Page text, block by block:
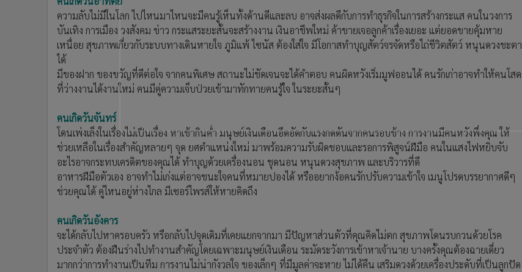
Celeb Online
ความลับไม่มีในโลก ไปไหนมาไหนจะมีคนรู้เห็นทั้งด้านดีและลบ อาจส่งผลดีกับการทำธุรกิจในการสร้างกระแส คนในวงการ
บันเทิง การเมือง วงสังคม ข่าว กระแสระยะสั้นจะสร้างงาน เงินอาชีพใหม่ ค้าขายเจอลูกค้าเรื่องเยอะ แต่ยอดขายคุ้มหาย
เหนื่อย สุขภาพเกี่ยวกับระบบทางเดินหายใจ ภูมิแพ้ ไซนัส ต้องใส่ใจ มีโอกาสทำบุญสัตว์จรจัดหรือไถ่ชีวิตสัตว์ หนุนดวงชะตา
ได้
มีของฝาก ของขวัญที่ดีต่อใจ จากคนพิเศษ สถานะไม่ชัดเจนจะได้คำตอบ คนผิดหวังเริ่มมูฟออนได้ คนรักเก่าอาจทำให้คนโสด
ที่ว่างงานได้งานใหม่ คนมีคู่ความเจ็บป่วยเข้ามาทักทายคนรู้ใจ ในระยะสั้นๆ
คนเกิดวันจันทร์
โดนเพ่งเล็งในเรื่องไม่เป็นเรื่อง หาเช้ากินค่ำ มนุษย์เงินเดือนอึดอัดกับแรงกดดันจากคนรอบข้าง การงานมีคนหวังพึ่งคุณ ให้
ช่วยเหลือในเรื่องสำคัญหลายๆ จุด ยศตำแหน่งใหม่ มาพร้อมความรับผิดชอบและรอการพิสูจน์ฝีมือ คนในแสงไฟหยิบจับ
อะไรอาจกระทบเครดิตของคุณได้ ทำบุญด้วยเครื่องนอน ชุดนอน หนุนดวงสุขภาพ และบริวารที่ดี
อาหารฝีมือตัวเอง อาจทำไม่เก่งแต่อาจชนะใจคนที่หมายปองได้ หรืออยากง้อคนรักปรับความเข้าใจ เมนูโปรดบรรยากาศดีๆ
ช่วยคุณได้ คู่ไหนอยู่ห่างไกล มีเซอร์ไพรส์ให้หายคิดถึง
คนเกิดวันอังคาร
จะได้กลับไปหาครอบครัว หรือกลับไปจุดเดิมที่เคยแยกจากมา มีปัญหาส่วนตัวที่คุณคิดไม่ตก สุขภาพโดนรบกวนด้วยโรค
ประจำตัว ต้องฝืนร่างไปทำงานสำคัญโดยเฉพาะมนุษย์เงินเดือน ระมัดระวังการเข้าหาเจ้านาย บางครั้งคุณต้องฉายเดี่ยว
มากกว่าการทำงานเป็นทีม การงานไม่น่ากังวลใจ ของเล็กๆ ที่มีมูลค่าจะหาย ไม่ได้คืน เสริมดวงด้วยเครื่องประดับที่เป็นลูกปัด